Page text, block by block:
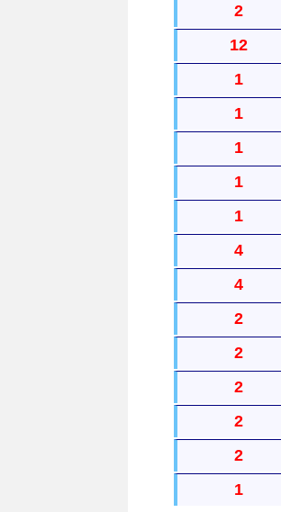
まっすぐなレ
2
直線レールの
12
曲がったレー
1
直線レール２
（パーツに表
1
直線レール２
（パーツに表
1
駅など電車を
1
１本のレール
1
１本のレール
4
曲線レールと
には４本必要
4
曲線レールと
には４本必要
2
直線レールの
種類があります
2
単線の高架を
2
坂曲線レール
（重ねた個数
2
坂曲線レール
（重ねた個数
2
1